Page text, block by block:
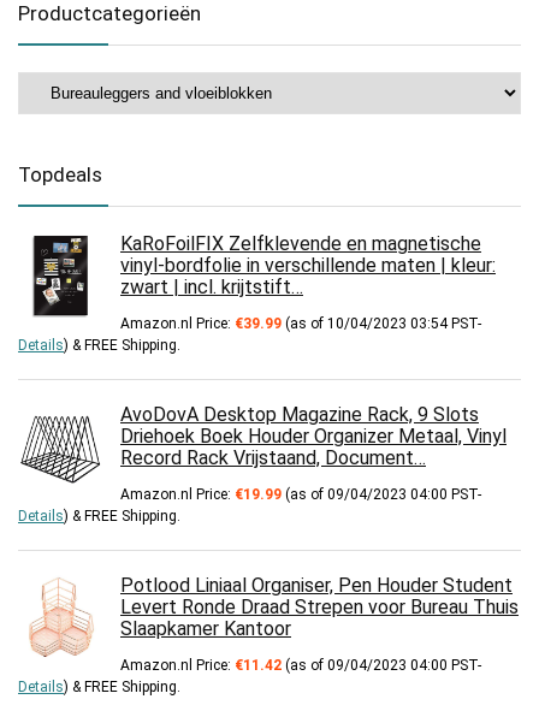
Productcategorieën
Topdeals
KaRoFoilFIX Zelfklevende en magnetische
vinyl-bordfolie in verschillende maten | kleur:
zwart | incl. krijtstift…
Amazon.nl Price: €39.99 (as of 10/04/2023 03:54 PST-
Details) & FREE Shipping.
AvoDovA Desktop Magazine Rack, 9 Slots
Driehoek Boek Houder Organizer Metaal, Vinyl
Record Rack Vrijstaand, Document…
Amazon.nl Price: €19.99 (as of 09/04/2023 04:00 PST-
Details) & FREE Shipping.
Potlood Liniaal Organiser, Pen Houder Student
Levert Ronde Draad Strepen voor Bureau Thuis
Slaapkamer Kantoor
Amazon.nl Price: €11.42 (as of 09/04/2023 04:00 PST-
Details) & FREE Shipping.